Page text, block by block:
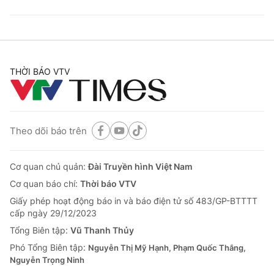
THỜI BÁO VTV
Theo dõi báo trên
Cơ quan chủ quản:Đài Truyền hình Việt Nam
Cơ quan báo chí: Thời báo VTV
Giấy phép hoạt động báo in và báo điện tử số 483/GP-BTTTT
cấp ngày 29/12/2023
Tổng Biên tập: Vũ Thanh Thủy
Phó Tổng Biên tập: Nguyễn Thị Mỹ Hạnh, Phạm Quốc Thắng,
Nguyễn Trọng Ninh